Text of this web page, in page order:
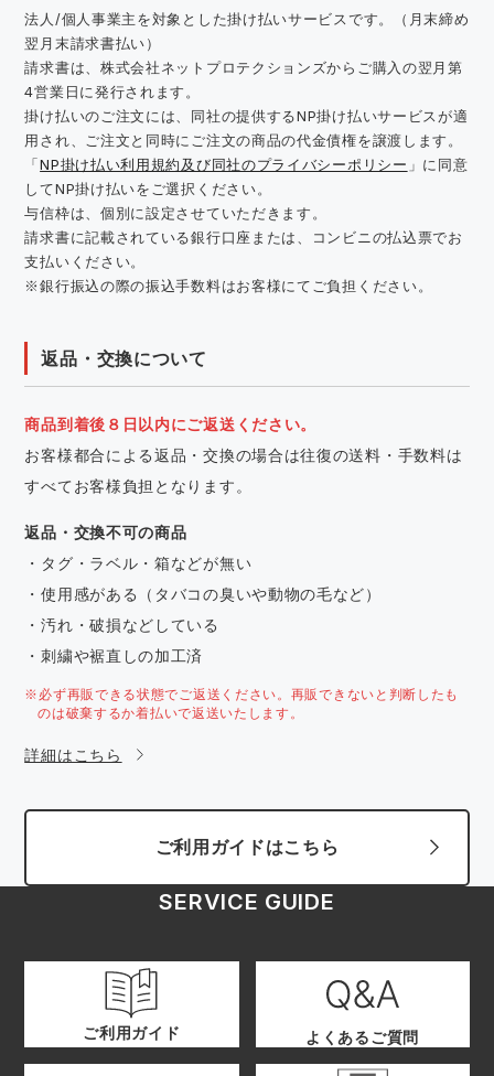
法人/個人事業主を対象とした掛け払いサービスです。（月末締め
翌月末請求書払い）
請求書は、株式会社ネットプロテクションズからご購入の翌月第
4営業日に発行されます。
掛け払いのご注文には、同社の提供するNP掛け払いサービスが適
用され、ご注文と同時にご注文の商品の代金債権を譲渡します。
「NP掛け払い利用規約及び同社のプライバシーポリシー 」に同意
してNP掛け払いをご選択ください。
与信枠は、個別に設定させていただきます。
請求書に記載されている銀行口座または、コンビニの払込票でお
支払いください。
※銀行振込の際の振込手数料はお客様にてご負担ください。
返品・交換について
商品到着後８日以内にご返送ください。
お客様都合による返品・交換の場合は往復の送料・手数料は
すべてお客様負担となります。
返品・交換不可の商品
・タグ・ラベル・箱などが無い
・使用感がある（タバコの臭いや動物の毛など）
・汚れ・破損などしている
・刺繍や裾直しの加工済
※必ず再販できる状態でご返送ください。再販できないと判断したも
のは破棄するか着払いで返送いたします。
詳細はこちら
ご利用ガイドはこちら
SERVICE GUIDE
ご利用ガイド よくあるご質問